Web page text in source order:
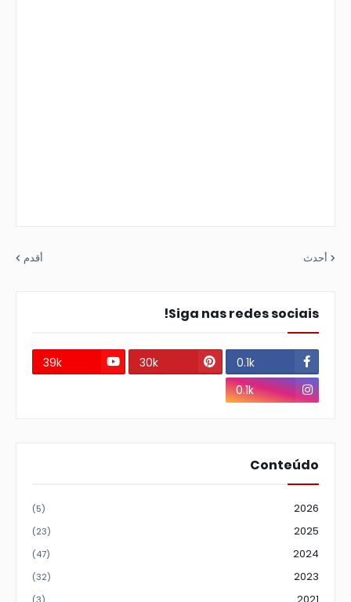
أحدث أقدم
Siga nas redes sociais!
0.1k
30k
39k
0.1k
Conteúdo
2026
(5)
2025
(23)
2024
(47)
2023
(32)